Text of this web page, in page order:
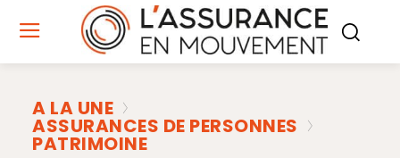
A LA UNE
ASSURANCES DE PERSONNES
PATRIMOINE